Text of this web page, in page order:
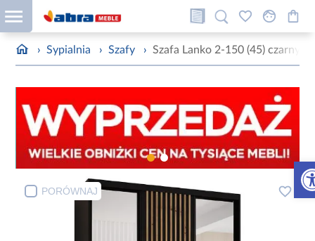
› Sypialnia › Szafy › Szafa Lanko 2-150 (45) czarny
PORÓWNAJ